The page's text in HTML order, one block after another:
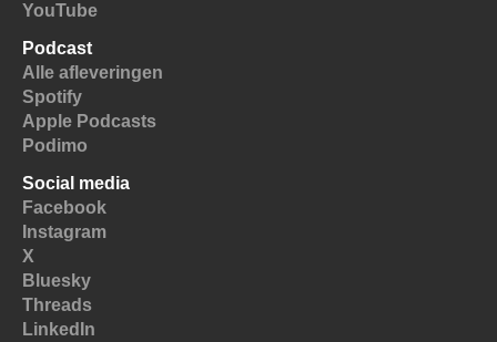
YouTube
Podcast
Alle afleveringen
Spotify
Apple Podcasts
Podimo
Social media
Facebook
Instagram
X
Bluesky
Threads
LinkedIn